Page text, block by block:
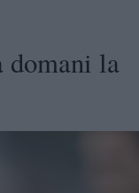
domani la